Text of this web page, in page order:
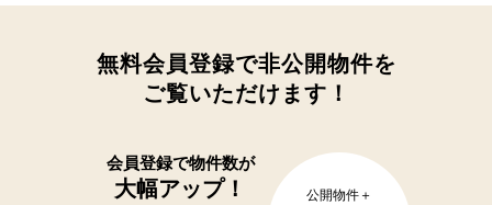
無料会員登録で非公開物件を
ご覧いただけます！
会員登録で物件数が
大幅アップ！
公開物件＋